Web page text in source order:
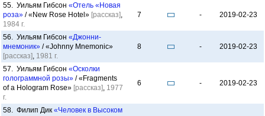
55. Уильям Гибсон «Отель «Новая
роза» / «New Rose Hotel» [рассказ],
1984 г.
7 - 2019-02-23
56. Уильям Гибсон «Джонни-
мнемоник» / «Johnny Mnemonic»
[рассказ], 1981 г.
8 - 2019-02-23
57. Уильям Гибсон «Осколки
голограммной розы» / «Fragments
of a Hologram Rose» [рассказ], 1977
г.
6 - 2019-02-23
58. Филип Дик «Человек в Высоком